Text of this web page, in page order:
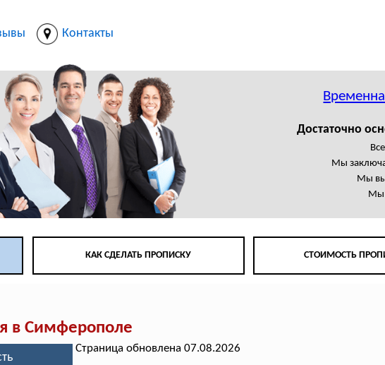
Контакты
Достаточно
Мы
Мы
Мы
КАК СДЕЛАТЬ ПРОПИСКУ СТОИМОСТЬ
в Симферополе
Страница обновлена 07.08.2026